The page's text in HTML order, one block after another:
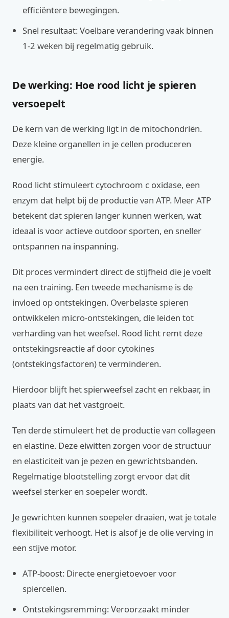
efficiëntere bewegingen.
Snel resultaat: Voelbare verandering vaak binnen
1-2 weken bij regelmatig gebruik.
De werking: Hoe rood licht je spieren
versoepelt
De kern van de werking ligt in de mitochondriën.
Deze kleine organellen in je cellen produceren
energie.
Rood licht stimuleert cytochroom c oxidase, een
enzym dat helpt bij de productie van ATP. Meer ATP
betekent dat spieren langer kunnen werken, wat
ideaal is voor actieve outdoor sporten, en sneller
ontspannen na inspanning.
Dit proces vermindert direct de stijfheid die je voelt
na een training. Een tweede mechanisme is de
invloed op ontstekingen. Overbelaste spieren
ontwikkelen micro-ontstekingen, die leiden tot
verharding van het weefsel. Rood licht remt deze
ontstekingsreactie af door cytokines
(ontstekingsfactoren) te verminderen.
Hierdoor blijft het spierweefsel zacht en rekbaar, in
plaats van dat het vastgroeit.
Ten derde stimuleert het de productie van collageen
en elastine. Deze eiwitten zorgen voor de structuur
en elasticiteit van je pezen en gewrichtsbanden.
Regelmatige blootstelling zorgt ervoor dat dit
weefsel sterker en soepeler wordt.
Je gewrichten kunnen soepeler draaien, wat je totale
flexibiliteit verhoogt. Het is alsof je de olie verving in
een stijve motor.
ATP-boost: Directe energietoevoer voor
spiercellen.
Ontstekingsremming: Veroorzaakt minder